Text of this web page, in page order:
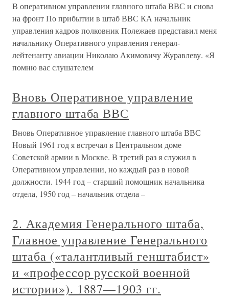
В оперативном управлении главного штаба ВВС и снова
на фронт По прибытии в штаб ВВС КА начальник
управления кадров полковник Полежаев представил меня
начальнику Оперативного управления генерал-
лейтенанту авиации Николаю Акимовичу Журавлеву. «Я
помню вас слушателем
Вновь Оперативное управление
главного штаба ВВС
Вновь Оперативное управление главного штаба ВВС
Новый 1961 год я встречал в Центральном доме
Советской армии в Москве. В третий раз я служил в
Оперативном управлении, но каждый раз в новой
должности. 1944 год – старший помощник начальника
отдела, 1950 год – начальник отдела –
2. Академия Генерального штаба,
Главное управление Генерального
штаба («талантливый генштабист»
и «профессор русской военной
истории»). 1887—1903 гг.